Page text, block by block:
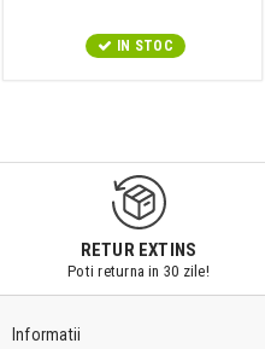
IN STOC
RETUR EXTINS
Poti returna in 30 zile!
Informatii